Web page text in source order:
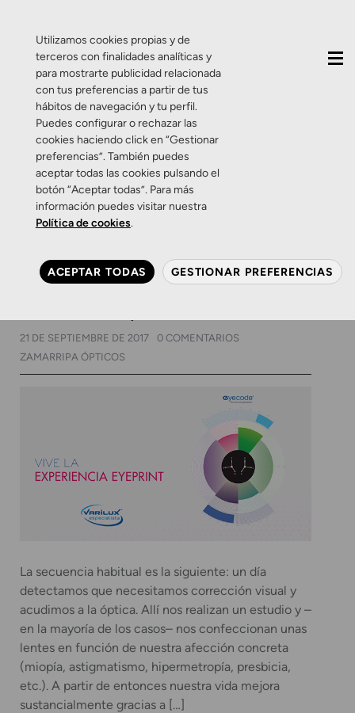
Etiqueta:lentes
personalizadas
Productos Salud Visual
EyePrint de Essilor. Haz que
tus lentes se adapten a ti (y
21 DE SEPTIEMBRE DE 2017
0 COMENTARIOS
ZAMARRIPA ÓPTICOS
La secuencia habitual es la siguiente: un día
detectamos que necesitamos corrección visual y
acudimos a la óptica. Allí nos realizan un estudio y –
en la mayoría de los casos– nos confeccionan unas
lentes en función de nuestra afección concreta
(miopía, astigmatismo, hipermetropía, presbicia,
etc.). A partir de entonces nuestra vida mejora
sustancialmente gracias a […]
Utilizamos cookies propias y de
terceros con finalidades analíticas y
para mostrarte publicidad relacionada
con tus preferencias a partir de tus
hábitos de navegación y tu perfil.
Puedes configurar o rechazar las
cookies haciendo click en “Gestionar
preferencias”. También puedes
aceptar todas las cookies pulsando el
botón “Aceptar todas”. Para más
información puedes visitar nuestra
Política de cookies.
ACEPTAR TODAS GESTIONAR PREFERENCIAS